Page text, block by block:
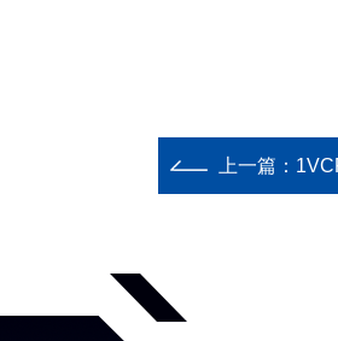
上一篇：